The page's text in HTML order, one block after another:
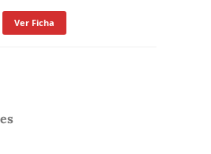
Ver Ficha